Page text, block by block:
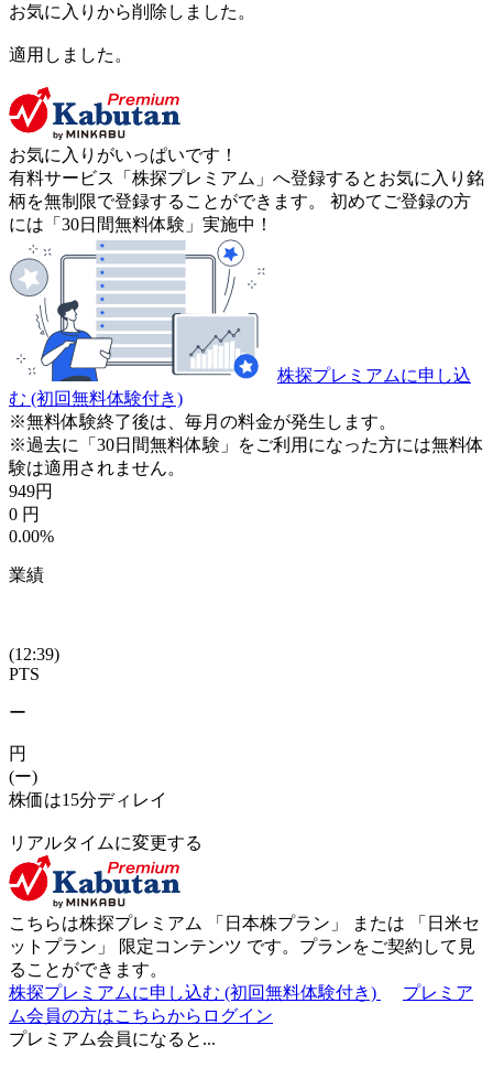
お気に入りから削除しました。
適用しました。
お気に入りがいっぱいです！
有料サービス「株探プレミアム」へ登録するとお気に入り銘
柄を無制限で登録することができます。 初めてご登録の方
には「30日間無料体験」実施中！
株探プレミアムに申し込
む (初回無料体験付き)
※無料体験終了後は、毎月の料金が発生します。
※過去に「30日間無料体験」をご利用になった方には無料体
験は適用されません。
949円
0 円
0.00%
業績
(12:39)
PTS
ー
円
(ー)
株価は15分ディレイ
リアルタイムに変更する
こちらは株探プレミアム 「 日本株プラン 」 または 「 日米セ
ットプラン 」 限定コンテンツ です。プランをご契約して見
ることができます。
株探プレミアムに申し込む (初回無料体験付き)
プレミア
ム会員の方はこちらからログイン
プレミアム会員になると...